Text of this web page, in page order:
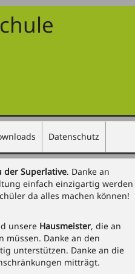
Datenschutz
der Superlative. Danke an
einfach einzigartig werden
da alles machen können!
unsere Hausmeister, die an
müssen. Danke an den
unterstützen. Danke an die
mitträgt.